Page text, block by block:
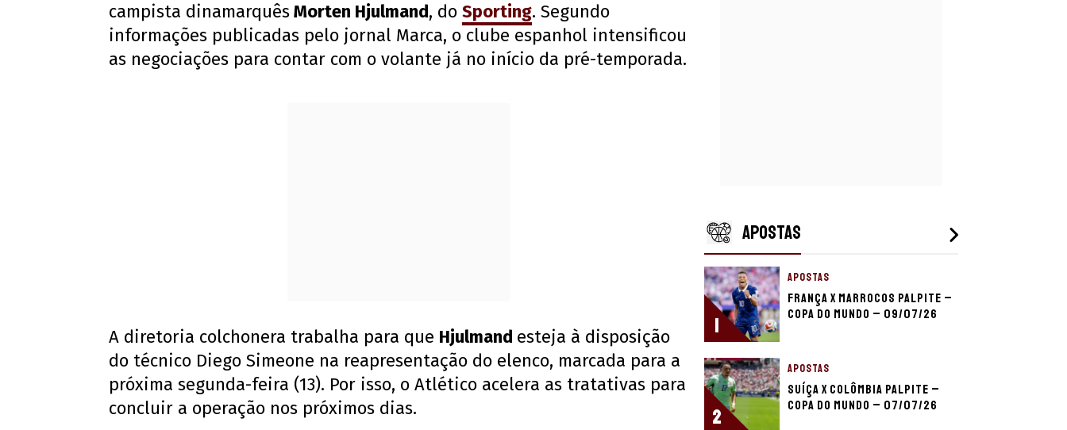
campista dinamarquêsMorten Hjulmand, do Sporting. Segundo
informações publicadas pelo jornal Marca, o clube espanhol intensificou
as negociações para contar com o volante já no início da pré-temporada.
A diretoria colchonera trabalha para que Hjulmand esteja à disposição
do técnico Diego Simeone na reapresentação do elenco, marcada para a
próxima segunda-feira (13). Por isso, o Atlético acelera as tratativas para
concluir a operação nos próximos dias.
APOSTAS
1
APOSTAS
França x Marrocos palpite –
Copa do Mundo – 09/07/26
2
APOSTAS
Suíça x Colômbia palpite –
Copa do Mundo – 07/07/26